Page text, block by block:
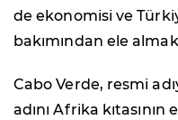
de ekonomisi ve
bakımından ele
Cabo Verde, resmi
adını Afrika kıtasının